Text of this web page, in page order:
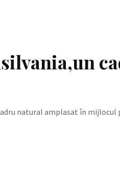
natural amplasat în mijlocul